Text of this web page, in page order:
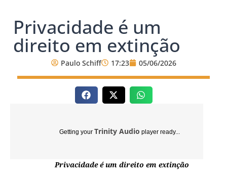
Privacidade é um
direito em extinção
Paulo Schiff 17:23 05/06/2026
Getting your Trinity Audio player ready...
Privacidade é um direito em extinção